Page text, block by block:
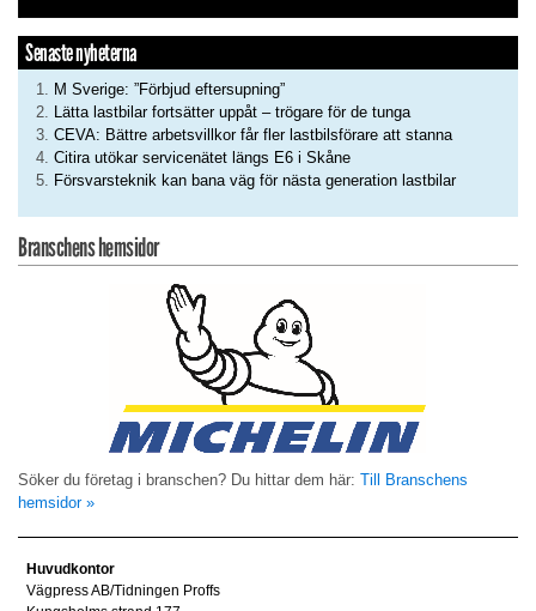
Senaste nyheterna
M Sverige: ”Förbjud eftersupning”
Lätta lastbilar fortsätter uppåt – trögare för de tunga
CEVA: Bättre arbetsvillkor får fler lastbilsförare att stanna
Citira utökar servicenätet längs E6 i Skåne
Försvarsteknik kan bana väg för nästa generation lastbilar
Branschens hemsidor
Söker du företag i branschen? Du hittar dem här: Till Branschens
hemsidor »
Huvudkontor
Vägpress AB/Tidningen Proffs